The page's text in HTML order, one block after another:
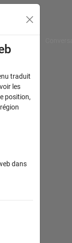
traduit
les
position,
dans